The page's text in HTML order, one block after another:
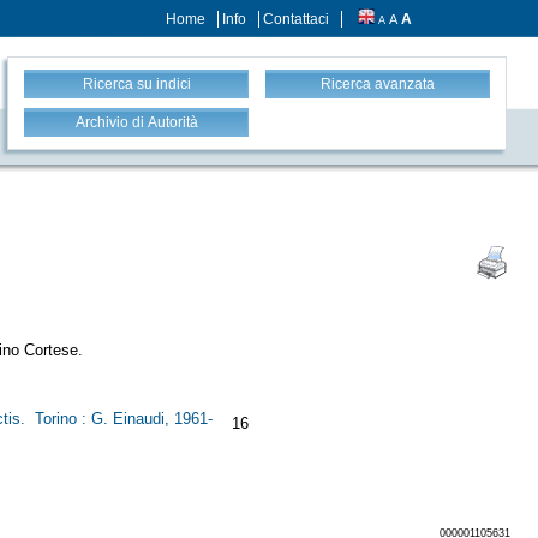
Home Info Contattaci A A A
Ricerca su indici Ricerca avanzata
Archivio di Autorità